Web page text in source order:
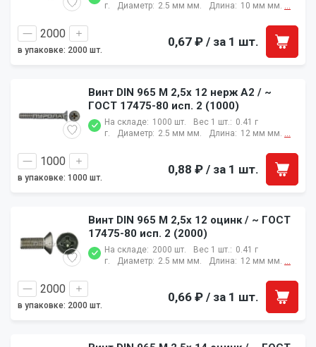
г.
Диаметр: 2.5 мм мм. Длина: 10 мм мм. ...
в упаковке: 2000 шт.
0,67 ₽ / за 1 шт.
Винт DIN 965 M 2,5x 12 нерж A2 / ~
ГОСТ 17475-80 исп. 2 (1000)
На складе: 1000 шт. Вес 1 шт.: 0.41 г
г.
Диаметр: 2.5 мм мм. Длина: 12 мм мм. ...
в упаковке: 1000 шт.
0,88 ₽ / за 1 шт.
Винт DIN 965 M 2,5x 12 оцинк / ~ ГОСТ
17475-80 исп. 2 (2000)
На складе: 2000 шт. Вес 1 шт.: 0.41 г
г.
Диаметр: 2.5 мм мм. Длина: 12 мм мм. ...
в упаковке: 2000 шт.
0,66 ₽ / за 1 шт.